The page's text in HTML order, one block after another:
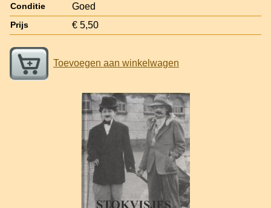
Conditie Goed
Prijs € 5,50
Toevoegen aan winkelwagen